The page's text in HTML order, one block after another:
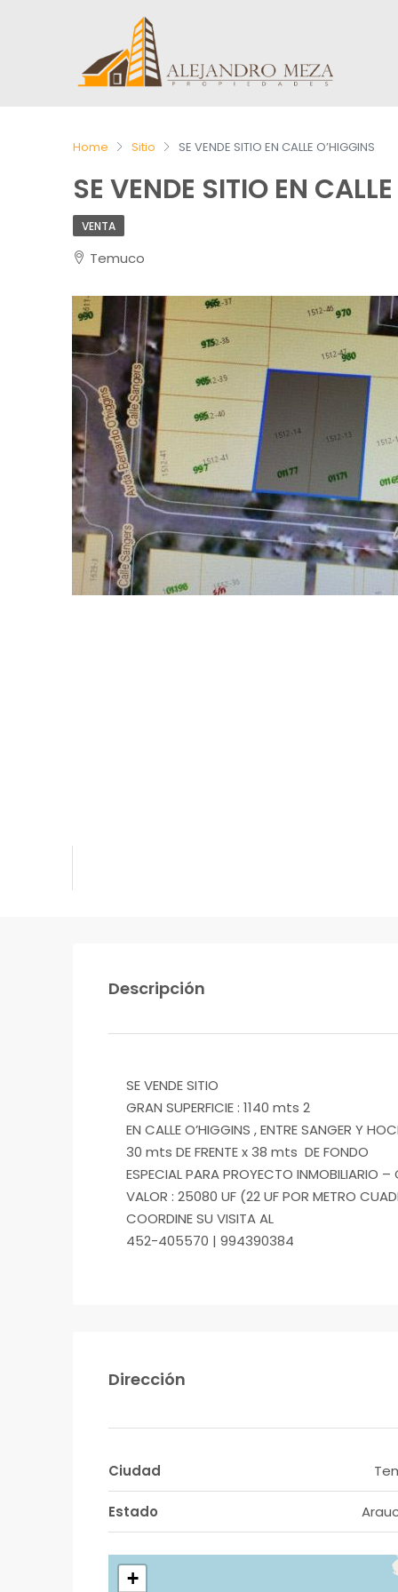
Home Sitio SE VENDE SITIO EN CALLE O’HIGGINS
SE VENDE SITIO EN
VENTA
Temuco
Descripción
SE VENDE SITIO
GRAN SUPERFICIE : 1140 mts 2
EN CALLE O’HIGGINS , ENTRE SANGER Y
30 mts DE FRENTE x 38 mts DE FONDO
ESPECIAL PARA PROYECTO INMOBILIARIO –
VALOR : 25080 UF (22 UF POR METRO
COORDINE SU VISITA AL
452-405570 | 994390384
Dirección
Ciudad
Estado
+